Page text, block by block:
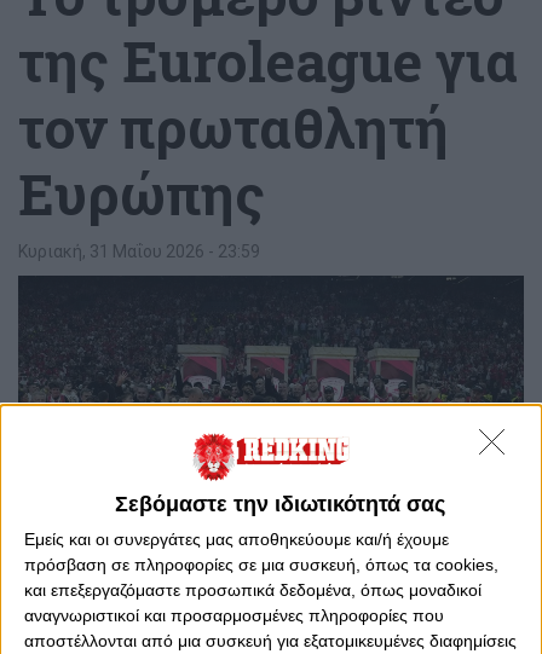
Σεβόμαστε την ιδιωτικότητά σας
Εμείς και οι συνεργάτες μας αποθηκεύουμε και/ή έχουμε
πρόσβαση σε πληροφορίες σε μια συσκευή, όπως τα cookies,
και επεξεργαζόμαστε προσωπικά δεδομένα, όπως μοναδικοί
αναγνωριστικοί και προσαρμοσμένες πληροφορίες που
αποστέλλονται από μια συσκευή για εξατομικευμένες διαφημίσεις
της Euroleague για
τον πρωταθλητή
Ευρώπης
Κυριακή, 31 Μαΐου 2026 - 23:59
0 0